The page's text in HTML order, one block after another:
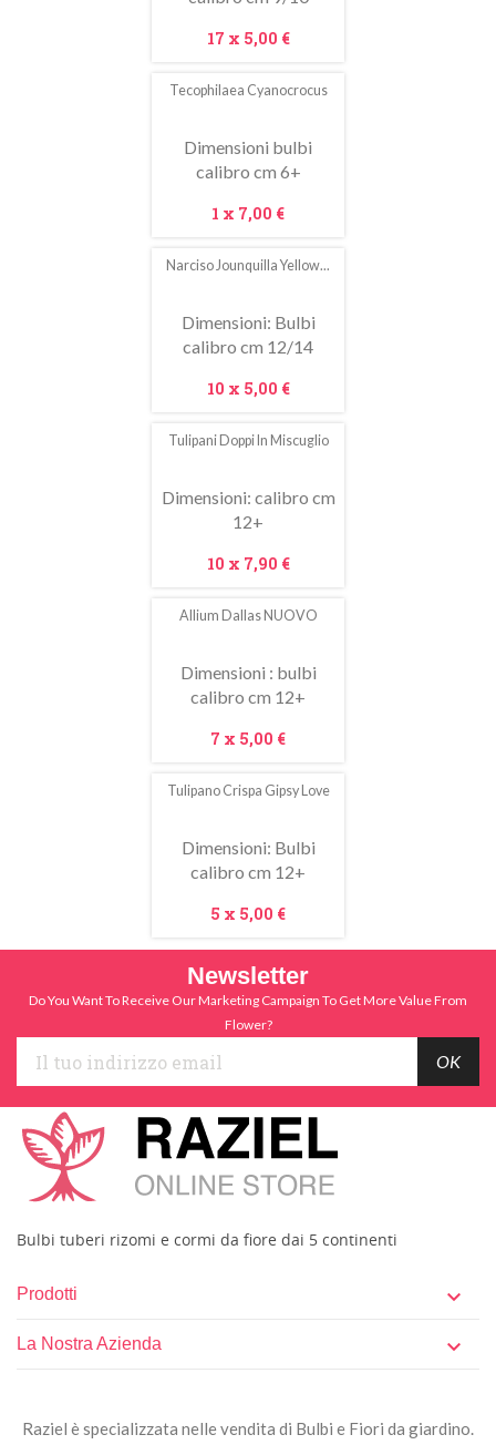
Prezzo
17 x 5,00 €
Tecophilaea Cyanocrocus
Dimensioni bulbi
calibro cm 6+
Prezzo
1 x 7,00 €
Narciso Jounquilla Yellow...
Dimensioni: Bulbi
calibro cm 12/14
Prezzo
10 x 5,00 €
Tulipani Doppi In Miscuglio
Dimensioni: calibro cm
12+
Prezzo
10 x 7,90 €
Allium Dallas NUOVO
Dimensioni : bulbi
calibro cm 12+
Prezzo
7 x 5,00 €
Tulipano Crispa Gipsy Love
Dimensioni: Bulbi
calibro cm 12+
Prezzo
5 x 5,00 €
Newsletter
Do You Want To Receive Our Marketing Campaign To Get More Value From
Flower?
Bulbi tuberi rizomi e cormi da fiore dai 5 continenti
Prodotti 
La Nostra Azienda 
Raziel è specializzata nelle vendita di Bulbi e Fiori da giardino.